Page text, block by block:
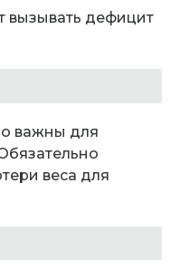
вызывать дефицит
важны для
веса для